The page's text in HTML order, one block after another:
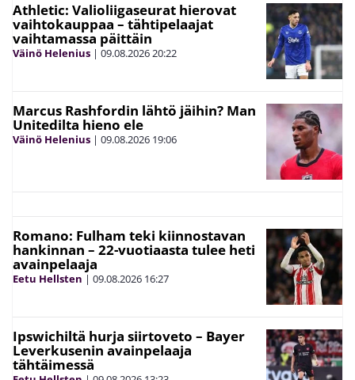
Athletic: Valioliigaseurat hierovat
vaihtokauppaa – tähtipelaajat
vaihtamassa päittäin
Väinö Helenius | 09.08.202620:22
Marcus Rashfordin lähtö jäihin? Man
Unitedilta hieno ele
Väinö Helenius | 09.08.2026 19:06
Romano: Fulham teki kiinnostavan
hankinnan – 22-vuotiaasta tulee heti
avainpelaaja
Eetu Hellsten | 09.08.2026 16:27
Ipswichiltä hurja siirtoveto – Bayer
Leverkusenin avainpelaaja
tähtäimessä